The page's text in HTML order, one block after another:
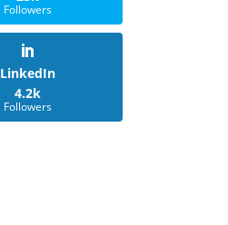
Followers
LinkedIn
4.2k
Followers